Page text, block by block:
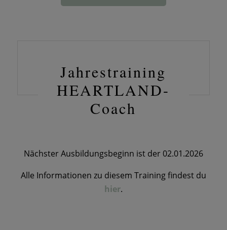
Jahrestraining
HEARTLAND-
Coach
Nächster Ausbildungsbeginn ist der 02.01.2026
Alle Informationen zu diesem Training findest du
hier.